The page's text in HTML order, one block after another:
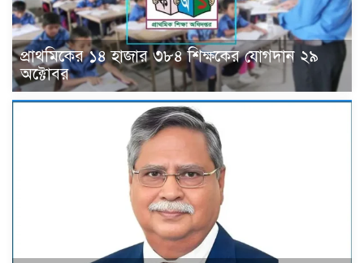
প্রাথমিকের ১৪ হাজার ৩৮৪ শিক্ষকের যোগদান ২৯
অক্টোবর